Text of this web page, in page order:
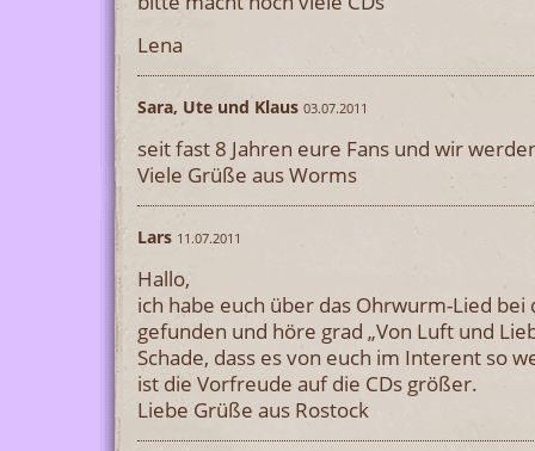
Lena
Sara, Ute und Klaus 03.07.2011
seit fast 8 Jahren eure Fans und wir
Viele Grüße aus Worms
Lars 11.07.2011
Hallo,
ich habe euch über das Ohrwurm-Lied bei
gefunden und höre grad „Von Luft und
Schade, dass es von euch im Interent so
ist die Vorfreude auf die CDs größer.
Liebe Grüße aus Rostock